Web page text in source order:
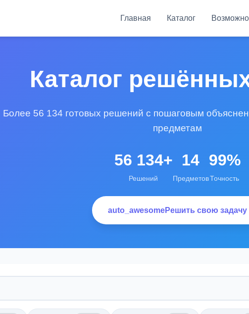
Главная Каталог
Каталог
Более 56 134 готовых решений с пошаговым
предметам
56 134+
Решений
14
Предметов
99%
Точность
auto_awesomeРешить свою задачу